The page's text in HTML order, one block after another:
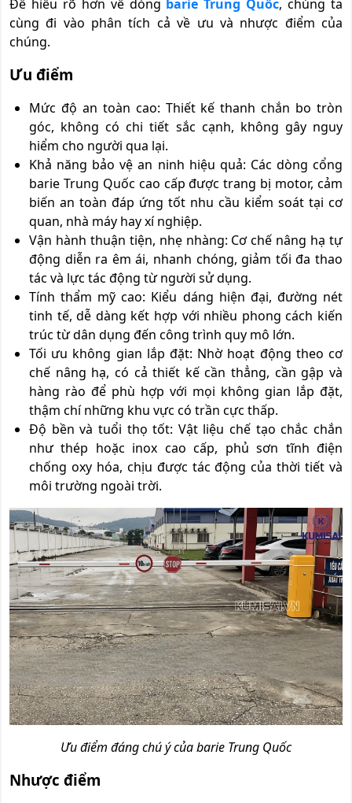
Để hiểu rõ hơn về dòng barie Trung Quốc, chúng ta
cùng đi vào phân tích cả về ưu và nhược điểm của
chúng.
Ưu điểm
Mức độ an toàn cao: Thiết kế thanh chắn bo tròn
góc, không có chi tiết sắc cạnh, không gây nguy
hiểm cho người qua lại.
Khả năng bảo vệ an ninh hiệu quả: Các dòng cổng
barie Trung Quốc cao cấp được trang bị motor, cảm
biến an toàn đáp ứng tốt nhu cầu kiểm soát tại cơ
quan, nhà máy hay xí nghiệp.
Vận hành thuận tiện, nhẹ nhàng: Cơ chế nâng hạ tự
động diễn ra êm ái, nhanh chóng, giảm tối đa thao
tác và lực tác động từ người sử dụng.
Tính thẩm mỹ cao: Kiểu dáng hiện đại, đường nét
tinh tế, dễ dàng kết hợp với nhiều phong cách kiến
trúc từ dân dụng đến công trình quy mô lớn.
Tối ưu không gian lắp đặt: Nhờ hoạt động theo cơ
chế nâng hạ, có cả thiết kế cần thẳng, cần gập và
hàng rào để phù hợp với mọi không gian lắp đặt,
thậm chí những khu vực có trần cực thấp.
Độ bền và tuổi thọ tốt: Vật liệu chế tạo chắc chắn
như thép hoặc inox cao cấp, phủ sơn tĩnh điện
chống oxy hóa, chịu được tác động của thời tiết và
môi trường ngoài trời.
Ưu điểm đáng chú ý của barie Trung Quốc
Nhược điểm